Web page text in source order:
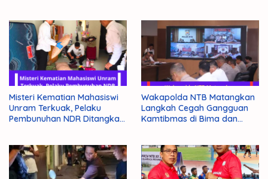
Misteri Kematian Mahasiswi
Unram Terkuak, Pelaku
Pembunuhan NDR Ditangkap
Wakapolda NTB Matangkan
Langkah Cegah Gangguan
Kamtibmas di Bima dan